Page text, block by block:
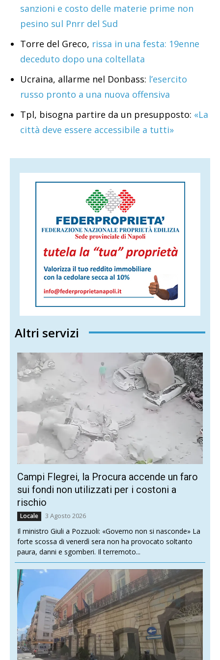
sanzioni e costo delle materie prime non
pesino sul Pnrr del Sud
Torre del Greco, rissa in una festa: 19enne
deceduto dopo una coltellata
Ucraina, allarme nel Donbass: l’esercito
russo pronto a una nuova offensiva
Tpl, bisogna partire da un presupposto: «La
città deve essere accessibile a tutti»
Altri servizi
Campi Flegrei, la Procura accende un faro
sui fondi non utilizzati per i costoni a
rischio
Locale 3 Agosto 2026
Il ministro Giuli a Pozzuoli: «Governo non si nasconde» La
forte scossa di venerdì sera non ha provocato soltanto
paura, danni e sgomberi. Il terremoto...